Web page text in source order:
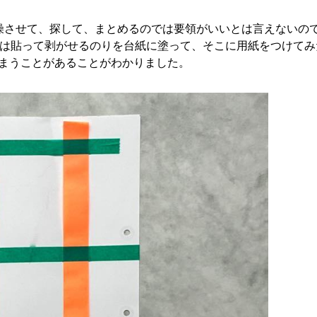
せて、探して、まとめるのでは要領がいいとは言えないの
貼って剥がせるのりを台紙に塗って、そこに用紙をつけて
ことがあることがわかりました。